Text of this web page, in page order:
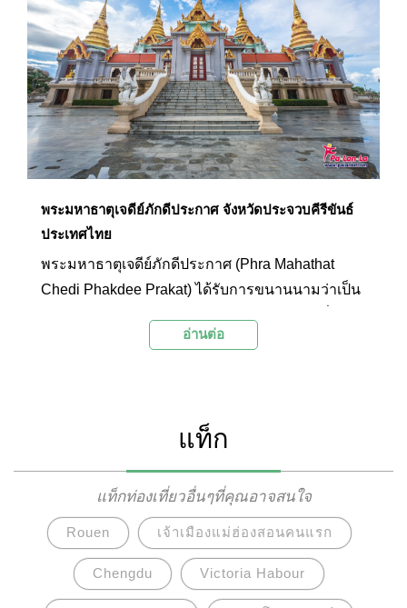
พระมหาธาตุเจดีย์ภักดีประกาศ จังหวัดประจวบคีรีขันธ์
ประเทศไทย
พระมหาธาตุเจดีย์ภักดีประกาศ (Phra Mahathat
Chedi Phakdee Prakat) ได้รับการขนานนามว่าเป็น
เนื่องจากสร้างขึ้นเพื่อถวายเป็นพระราชกุศลเนื่องใน
ขันต์อีกแห่งหนึ่งที่ไม่ควรพลาด ซึ่งนอกจากผู้ที่มา
เยือนจะได้สักการะสิ่งศักดิ์สิทธิ์เพื่อความเป็นสิริมงคล
แล้ว ยังได้ชมความงามของพระมหาธาตุเจดีย์และ
บรรยากาศของทะเลจากจุดชมวิวด้านบนเขาอีกด้วย
อ่านต่อ
แท็ก
แท็กท่องเที่ยวอื่นๆที่คุณอาจสนใจ
Rouen เจ้าเมืองแม่ฮ่องสอนคนแรก
Chengdu Victoria Habour